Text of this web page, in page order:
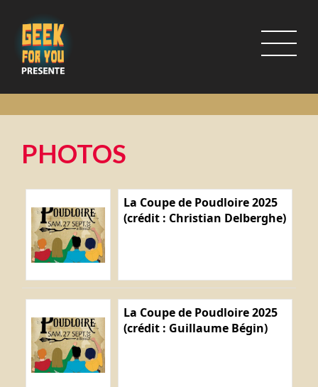
PHOTOS
La Coupe de Poudloire 2025
(crédit : Christian Delberghe)
La Coupe de Poudloire 2025
(crédit : Guillaume Bégin)